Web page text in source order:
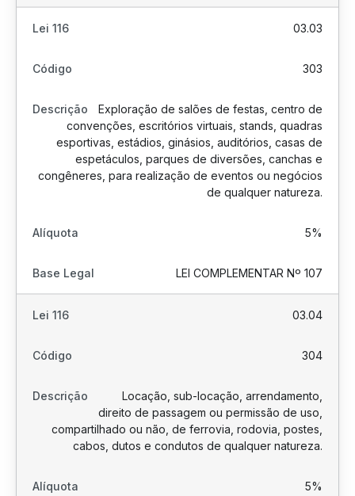
03.03
303
Exploração de salões de festas, centro de
convenções, escritórios virtuais, stands, quadras
esportivas, estádios, ginásios, auditórios, casas de
espetáculos, parques de diversões, canchas e
congêneres, para realização de eventos ou negócios
de qualquer natureza.
5%
LEI COMPLEMENTAR Nº 107
03.04
304
Locação, sub-locação, arrendamento,
direito de passagem ou permissão de uso,
compartilhado ou não, de ferrovia, rodovia, postes,
cabos, dutos e condutos de qualquer natureza.
5%